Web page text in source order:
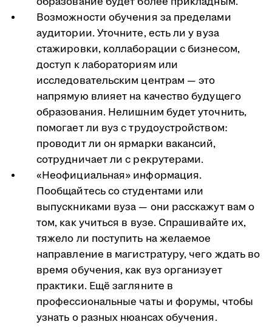
Возможности обучения за пределами
аудитории. Уточните, есть ли у вуза
стажировки, коллаборации с бизнесом,
доступ к лабораториям или
исследовательским центрам — это
напрямую влияет на качество будущего
образования. Нелишним будет уточнить,
помогает ли вуз с трудоустройством:
проводит ли он ярмарки вакансий,
сотрудничает ли с рекрутерами.
«Неофициальная» информация.
Пообщайтесь со студентами или
выпускниками вуза — они расскажут вам о
том, как учиться в вузе. Спрашивайте их,
тяжело ли поступить на желаемое
направление в магистратуру, чего ждать во
время обучения, как вуз организует
практики. Ещё загляните в
профессиональные чаты и форумы, чтобы
узнать о разных нюансах обучения.